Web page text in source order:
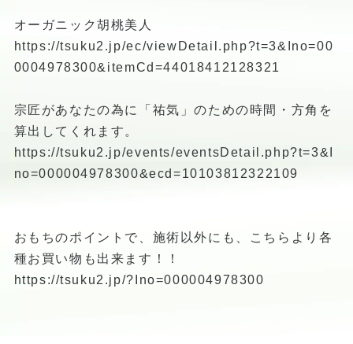
オーガニック胡桃美人
https://tsuku2.jp/ec/viewDetail.php?t=3&Ino=00
0004978300&itemCd=44018412128321
宗匠があなたの為に「祐気」のための時間・方角を
算出してくれます。
https://tsuku2.jp/events/eventsDetail.php?t=3&I
no=000004978300&ecd=10103812322109
おもちのポイントで、施術以外にも、こちらより各
種お買い物も出来ます！！
https://tsuku2.jp/?Ino=000004978300